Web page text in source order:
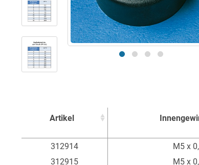
Artikel
Artikel
312914 M5 x
312915
M5 x